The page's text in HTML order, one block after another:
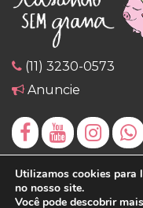
(11) 3230-0573
Anuncie
Utilizamos cookies para
no nosso site.
Você pode descobrir